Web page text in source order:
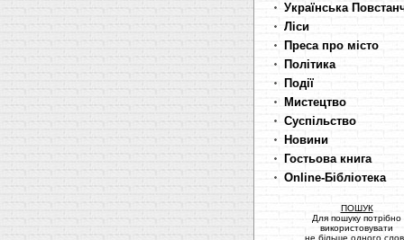
Українська
Ліси
Преса про місто
Політика
Події
Мистецтво
Суспільство
Новини
Гостьова книга
Online-Бібліотека
ПОШУК
Для пошуку потрібно
використовувати
не більше одного